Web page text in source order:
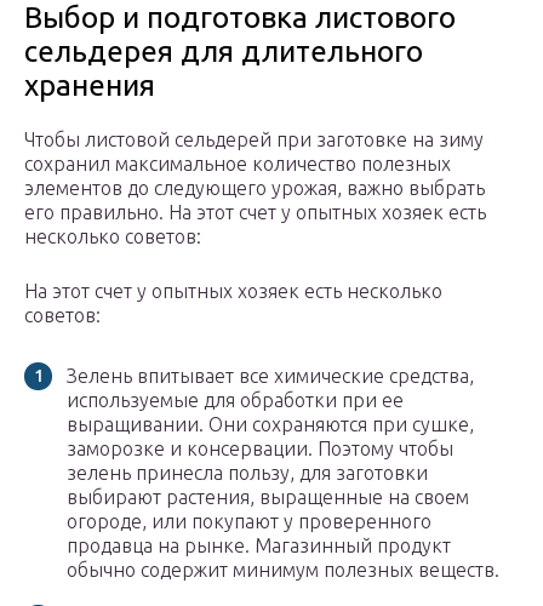
Выбор и подготовка листового
сельдерея для длительного
хранения
Чтобы листовой сельдерей при заготовке на зиму
сохранил максимальное количество полезных
элементов до следующего урожая, важно выбрать
его правильно. На этот счет у опытных хозяек есть
несколько советов:
На этот счет у опытных хозяек есть несколько
советов:
Зелень впитывает все химические средства,
используемые для обработки при ее
выращивании. Они сохраняются при сушке,
заморозке и консервации. Поэтому чтобы
зелень принесла пользу, для заготовки
выбирают растения, выращенные на своем
огороде, или покупают у проверенного
продавца на рынке. Магазинный продукт
обычно содержит минимум полезных веществ.